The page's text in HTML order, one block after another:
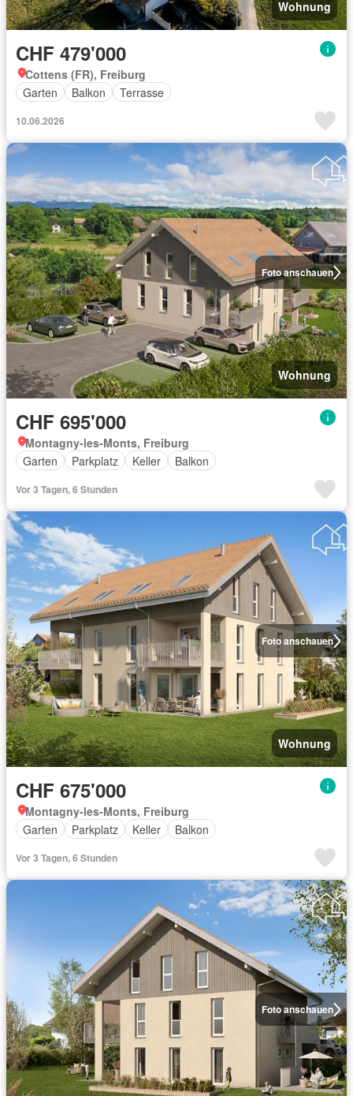
Wohnung
CHF 479'000
Cottens (FR), Freiburg
Garten
Balkon Terrasse
10.06.2026
Foto anschauen
Wohnung
CHF 695'000
Montagny-les-Monts, Freiburg
Garten
Parkplatz Keller Balkon
Vor 3 Tagen, 6 Stunden
Foto anschauen
Wohnung
CHF 675'000
Montagny-les-Monts, Freiburg
Garten
Parkplatz Keller Balkon
Vor 3 Tagen, 6 Stunden
Foto anschauen